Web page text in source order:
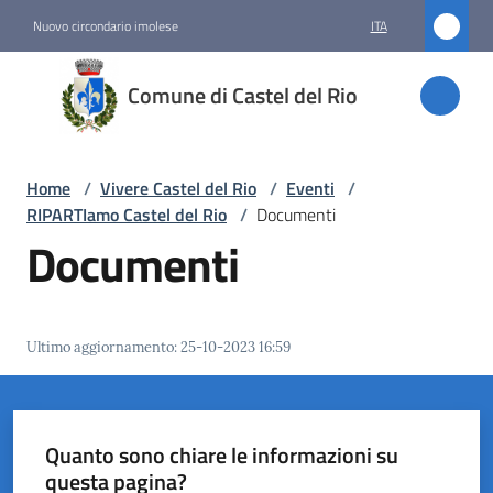
Nuovo circondario imolese ITA
Comune di Castel del Rio
Comune
di
Castel
Amministrazione
Vivere
Castel
Home / Vivere Castel del Rio / Eventi /
RIPARTIamo Castel del Rio / Documenti
Documenti
Ultimo aggiornamento:25-10-2023 16:59
Quanto sono chiare le informazioni su
questa pagina?